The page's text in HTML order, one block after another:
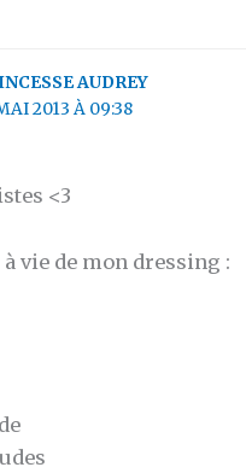
AUDREY
2013 À 09:38
<3
vie de mon dressing :